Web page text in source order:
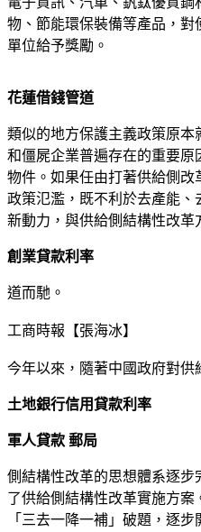
物、節能環保裝備等產品，
單位給予獎勵。
花蓮借錢管道
類似的地方保護主義政策原本
和僵屍企業普遍存在的重要
物件。如果任由打著供給側
政策氾濫，既不利於去產能、
新動力，與供給側結構性改革
創業貸款利率
道而馳。
工商時報【張海冰】
今年以來，隨著中國政府對供
土地銀行信用貸款利率
軍人貸款 郵局
側結構性改革的思想體系逐
了供給側結構性改革實施方
「三去一降一補」破題，逐